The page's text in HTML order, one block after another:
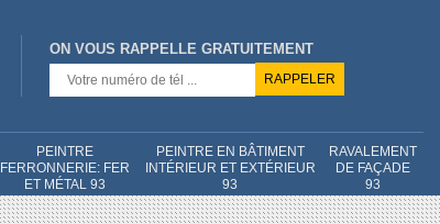
ON VOUS RAPPELLE GRATUITEMENT
PEINTRE
FERRONNERIE: FER
ET MÉTAL 93
PEINTRE EN BÂTIMENT
INTÉRIEUR ET EXTÉRIEUR
93
RAVALEMENT
DE FAÇADE
93